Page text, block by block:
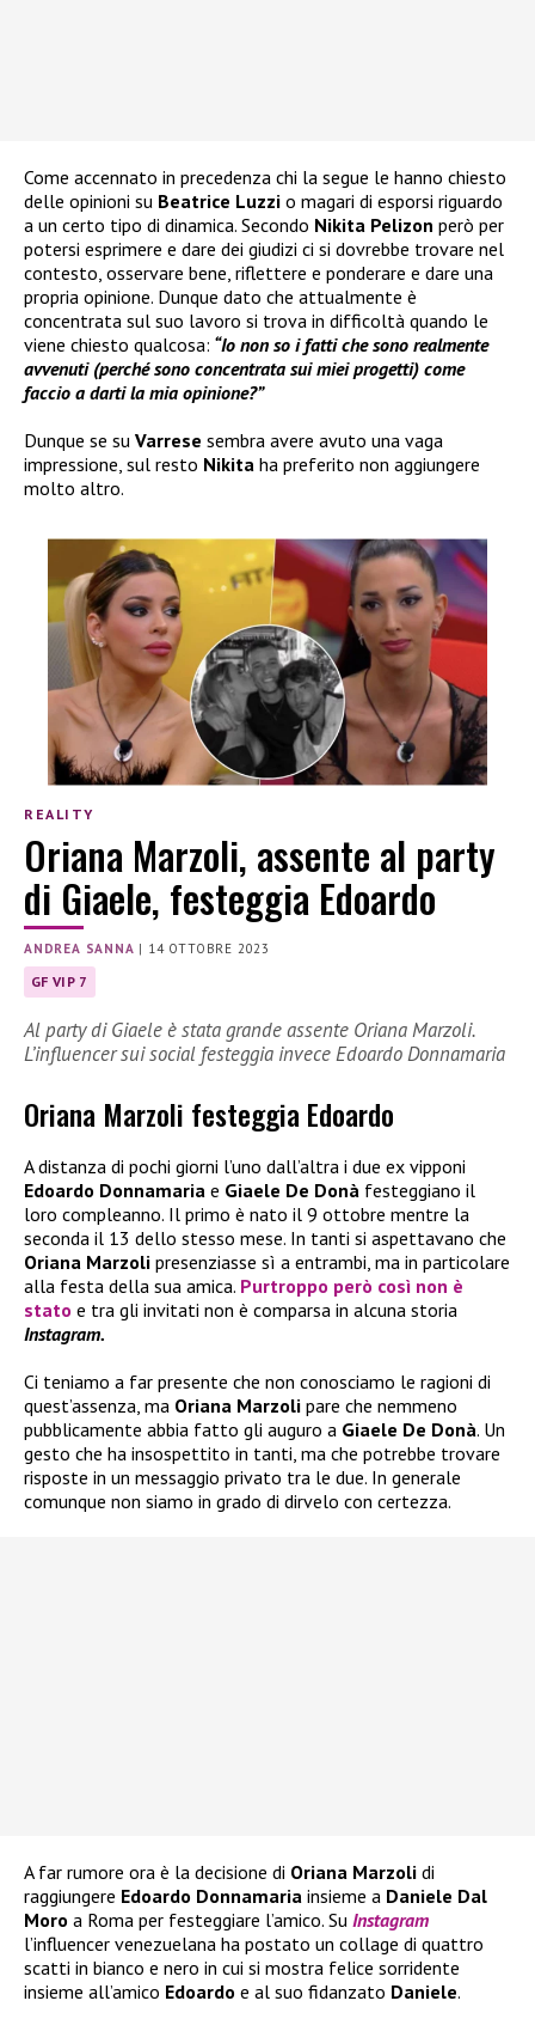
Come accennato in precedenza chi la segue le hanno chiesto
delle opinioni su Beatrice Luzzi o magari di esporsi riguardo
a un certo tipo di dinamica. Secondo Nikita Pelizon però per
potersi esprimere e dare dei giudizi ci si dovrebbe trovare nel
contesto, osservare bene, riflettere e ponderare e dare una
propria opinione. Dunque dato che attualmente è
concentrata sul suo lavoro si trova in difficoltà quando le
viene chiesto qualcosa: “Io non so i fatti che sono realmente
avvenuti (perché sono concentrata sui miei progetti) come
faccio a darti la mia opinione?”
Dunque se su Varrese sembra avere avuto una vaga
impressione, sul resto Nikita ha preferito non aggiungere
molto altro.
REALITY
Oriana Marzoli, assente al party
di Giaele, festeggia Edoardo
ANDREA SANNA | 14 OTTOBRE 2023
GF VIP 7
Al party di Giaele è stata grande assente Oriana Marzoli.
L’influencer sui social festeggia invece Edoardo Donnamaria
Oriana Marzoli festeggia Edoardo
A distanza di pochi giorni l’uno dall’altra i due ex vipponi
Edoardo Donnamaria e Giaele De Donà festeggiano il
loro compleanno. Il primo è nato il 9 ottobre mentre la
seconda il 13 dello stesso mese. In tanti si aspettavano che
Oriana Marzoli presenziasse sì a entrambi, ma in particolare
alla festa della sua amica. Purtroppo però così non è
stato e tra gli invitati non è comparsa in alcuna storia
Instagram.
Ci teniamo a far presente che non conosciamo le ragioni di
quest’assenza, ma Oriana Marzoli pare che nemmeno
pubblicamente abbia fatto gli auguro a Giaele De Donà. Un
gesto che ha insospettito in tanti, ma che potrebbe trovare
risposte in un messaggio privato tra le due. In generale
comunque non siamo in grado di dirvelo con certezza.
A far rumore ora è la decisione di Oriana Marzoli di
raggiungere Edoardo Donnamaria insieme a Daniele Dal
Moro a Roma per festeggiare l’amico. Su Instagram
l’influencer venezuelana ha postato un collage di quattro
scatti in bianco e nero in cui si mostra felice sorridente
insieme all’amico Edoardo e al suo fidanzato Daniele.